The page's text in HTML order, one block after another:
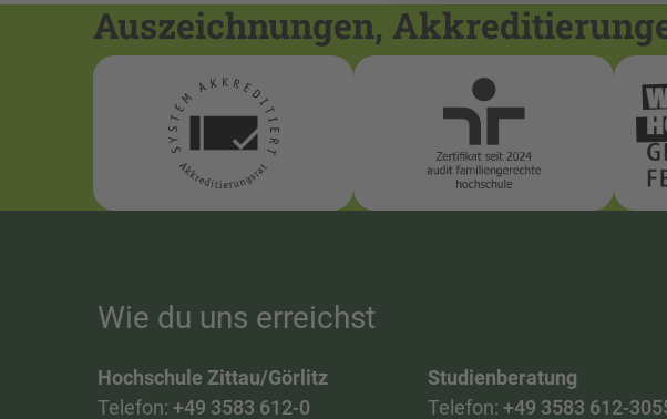
Auszeichnungen,
Wie du uns erreichst
Hochschule Zittau/Görlitz
Telefon: +49 3583 612-0
Studienberatung
Telefon: +49 3583 612-